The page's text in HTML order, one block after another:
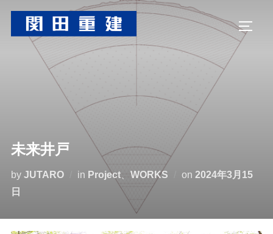
未来井戸
by JUTARO in Project、 WORKS on 投
2024年3月15
日